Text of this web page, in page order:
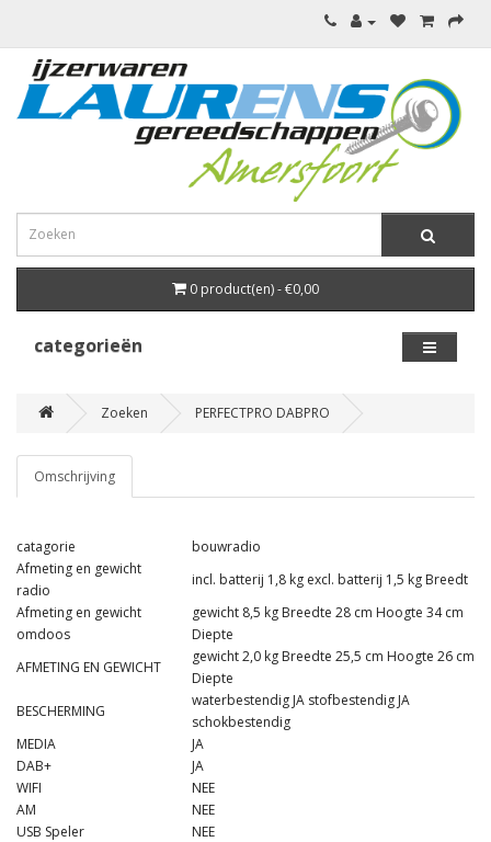
0 product(en) - €0,00
categorieën
Zoeken PERFECTPRO DABPRO
Omschrijving
catagorie
bouwradio
Afmeting en gewicht
radio
incl. batterij 1,8 kg excl. batterij 1,5 kg Breedt
Afmeting en gewicht
omdoos
gewicht 8,5 kg Breedte 28 cm Hoogte 34 cm
Diepte
AFMETING EN GEWICHT
gewicht 2,0 kg Breedte 25,5 cm Hoogte 26 cm
Diepte
BESCHERMING
waterbestendig JA stofbestendig JA
schokbestendig
MEDIA
JA
DAB+
JA
WIFI
NEE
AM
NEE
USB Speler
NEE